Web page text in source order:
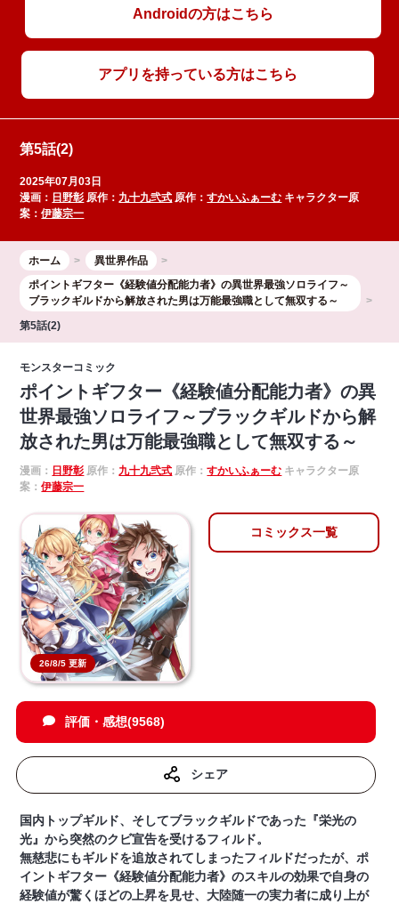
Androidの方はこちら
アプリを持っている方はこちら
第5話(2)
2025年07月03日
漫画： 日野彰 原作： 九十九弐式 原作：すかいふぁーむ キャラクター原
案：伊藤宗一
ホーム
異世界作品
ポイントギフター《経験値分配能力者》の異世界最強ソロライフ～
ブラックギルドから解放された男は万能最強職として無双する～
第5話(2)
モンスターコミック
ポイントギフター《経験値分配能力者》の異
世界最強ソロライフ～ブラックギルドから解
放された男は万能最強職として無双する～
漫画： 日野彰 原作： 九十九弐式 原作：すかいふぁーむ キャラクター原
案：伊藤宗一
26/8/5 更新
コミックス一覧
評価・感想(9568)
シェア
国内トップギルド、そしてブラックギルドであった『栄光の
光』から突然のクビ宣告を受けるフィルド。
無慈悲にもギルドを追放されてしまったフィルドだったが、ポ
イントギフター《経験値分配能力者》のスキルの効果で自身の
経験値が驚くほどの上昇を見せ、大陸随一の実力者に成り上が